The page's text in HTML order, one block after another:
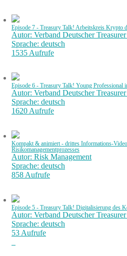
Episode 7 - Treasury Talk! Arbeitskreis Krypto
Autor: Verband Deutscher
Sprache: deutsch
1535 Aufrufe
Episode 6 - Treasury Talk! Young Professional
Autor: Verband Deutscher
Sprache: deutsch
1620 Aufrufe
Kompakt & animiert - drittes Informations-
Risikomanagementprozesses
Autor: Risk Management
Sprache: deutsch
858 Aufrufe
Episode 5 - Treasury Talk! Digitalisierung des
Autor: Verband Deutscher
Sprache: deutsch
53 Aufrufe